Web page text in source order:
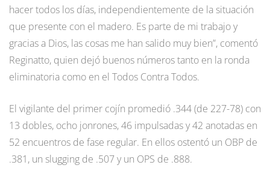
hacer todos los días, independientemente de la situación
que presente con el madero. Es parte de mi trabajo y
gracias a Dios, las cosas me han salido muy bien”, comentó
Reginatto, quien dejó buenos números tanto en la ronda
eliminatoria como en el Todos Contra Todos.
El vigilante del primer cojín promedió .344 (de 227-78) con
13 dobles, ocho jonrones, 46 impulsadas y 42 anotadas en
52 encuentros de fase regular. En ellos ostentó un OBP de
.381, un slugging de .507 y un OPS de .888.